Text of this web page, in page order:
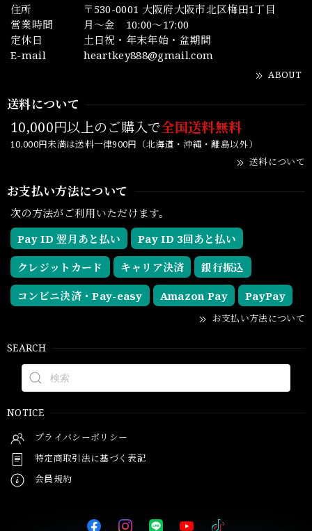
住所
〒530-0001 大阪府大阪市北区梅田1丁目
営業時間
月～金 10:00～17:00
定休日
土日祝・年末年始・盆期間
E-mail
heartkey888@gmail.com
ABOUT
送料について
10,000円以上のご購入で全国送料無料
10,000円未満は送料一律900円（北海道・沖縄・離島以外）
送料について
お支払い方法について
次の方法がご利用いただけます。
Pay ID 翌月あと払い
Pay ID 3回あと払い
クレジットカード キャリア決済 銀行振込
コンビニ決済・Pay-easy Amazon Pay PayPay
お支払い方法について
SEARCH
NOTICE
プライバシーポリシー
特定商取引法に基づく表記
会員規約